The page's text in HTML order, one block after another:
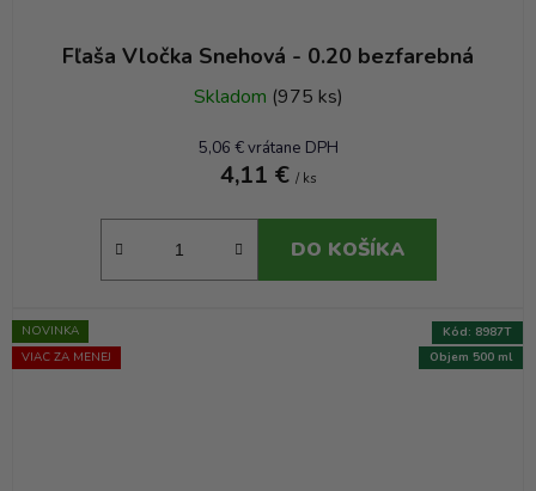
Fľaša Vločka Snehová - 0.20 bezfarebná
Skladom (975 ks)
5,06 € vrátane DPH
4,11 € / ks
DO KOŠÍKA
NOVINKA
VIAC ZA MENEJ
Objem 500 ml
Kód: 8987T